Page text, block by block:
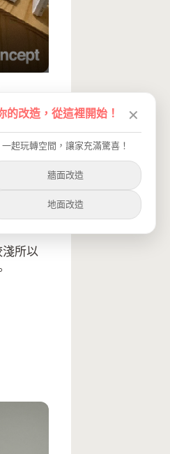
口擠一
大，要
可以
所以
的改造，從這裡開始！ ✕
一起玩轉空間，讓家充滿驚喜！
牆面改造
地面改造